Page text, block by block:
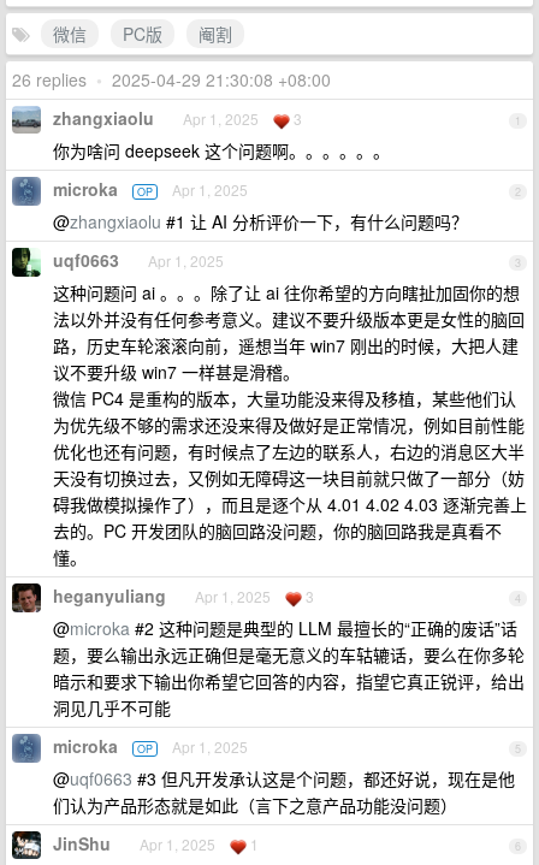
微信
PC版
阉割
26 replies • 2025-04-29 21:30:08 +08:00
1
zhangxiaolu Apr 1, 2025 3
你为啥问 deepseek 这个问题啊。。。。。。
2
microka OP Apr 1, 2025
@zhangxiaolu #1 让 AI 分析评价一下，有什么问题吗？
3
uqf0663 Apr 1, 2025
这种问题问 ai 。。。除了让 ai 往你希望的方向瞎扯加固你的想
法以外并没有任何参考意义。建议不要升级版本更是女性的脑回
路，历史车轮滚滚向前，遥想当年 win7 刚出的时候，大把人建
议不要升级 win7 一样甚是滑稽。
微信 PC4 是重构的版本，大量功能没来得及移植，某些他们认
为优先级不够的需求还没来得及做好是正常情况，例如目前性能
优化也还有问题，有时候点了左边的联系人，右边的消息区大半
天没有切换过去，又例如无障碍这一块目前就只做了一部分（妨
碍我做模拟操作了），而且是逐个从 4.01 4.02 4.03 逐渐完善上
去的。PC 开发团队的脑回路没问题，你的脑回路我是真看不
懂。
4
heganyuliang Apr 1, 2025 3
@microka #2 这种问题是典型的 LLM 最擅长的“正确的废话”话
题，要么输出永远正确但是毫无意义的车轱辘话，要么在你多轮
暗示和要求下输出你希望它回答的内容，指望它真正锐评，给出
洞见几乎不可能
5
microka OP Apr 1, 2025
@uqf0663 #3 但凡开发承认这是个问题，都还好说，现在是他
们认为产品形态就是如此（言下之意产品功能没问题）
6
JinShu Apr 1, 2025 1